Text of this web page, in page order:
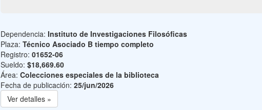
Dependencia: Instituto de Investigaciones Filosóficas
Plaza: Técnico Asociado B tiempo completo
Registro: 01652-06
Sueldo: $18,669.60
Área: Colecciones especiales de la biblioteca
Fecha de publicación: 25/jun/2026
Ver detalles »